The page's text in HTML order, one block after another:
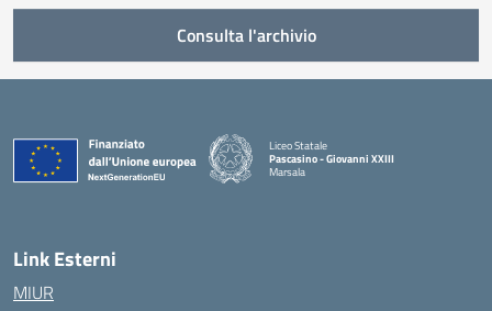
Consulta l'archivio
Liceo Statale
Pascasino - Giovanni XXIII
Marsala
Link Esterni
MIUR